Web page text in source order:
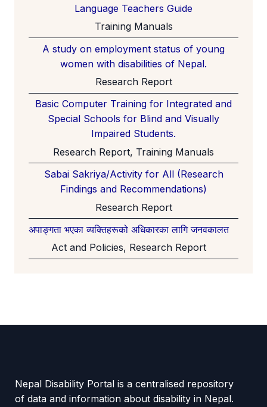
Language Teachers Guide
Training Manuals
A study on employment status of young
women with disabilities of Nepal.
Research Report
Basic Computer Training for Integrated and
Special Schools for Blind and Visually
Impaired Students.
Research Report, Training Manuals
Sabai Sakriya/Activity for All (Research
Findings and Recommendations)
Research Report
अपाङ्गता भएका व्यक्तिहरूको अधिकारका लागि जनवकालत
Act and Policies, Research Report
Nepal Disability Portal is a centralised repository
of data and information about disability in Nepal.